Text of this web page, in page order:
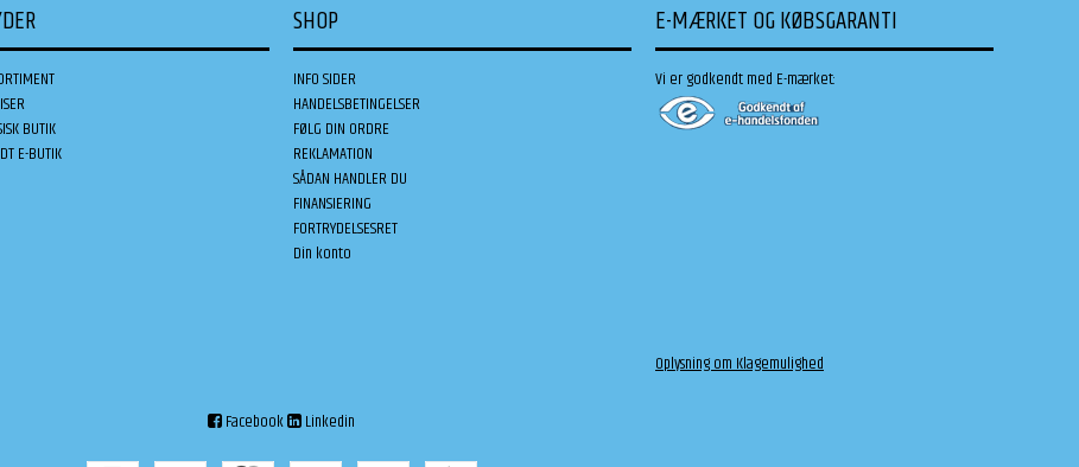
BUTIK
E-BUTIK
SHOP
INFO SIDER
HANDELSBETINGELSER
FØLG DIN ORDRE
REKLAMATION
SÅDAN HANDLER DU
FINANSIERING
FORTRYDELSESRET
Din konto
E-MÆRKET OG KØBSGARANTI
Vi er godkendt med E-mærket:
Oplysning om Klagemulighed
Facebook Linkedin